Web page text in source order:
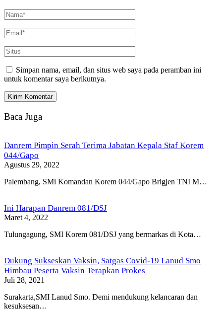
Simpan nama, email, dan situs web saya pada peramban ini
untuk komentar saya berikutnya.
Baca Juga
Danrem Pimpin Serah Terima Jabatan Kepala Staf Korem
044/Gapo
Agustus 29, 2022
Palembang, SMi Komandan Korem 044/Gapo Brigjen TNI M…
Ini Harapan Danrem 081/DSJ
Maret 4, 2022
Tulungagung, SMI Korem 081/DSJ yang bermarkas di Kota…
Dukung Sukseskan Vaksin, Satgas Covid-19 Lanud Smo
Himbau Peserta Vaksin Terapkan Prokes
Juli 28, 2021
Surakarta,SMI Lanud Smo. Demi mendukung kelancaran dan
kesuksesan…